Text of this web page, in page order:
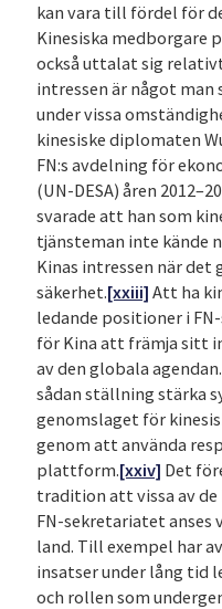
kan vara till fördel för
Kinesiska medborgare
också uttalat sig
intressen är något
under vissa
kinesiske diplomaten
FN:s avdelning för
(UN-DESA) åren
svarade att han som
tjänsteman inte kände
Kinas intressen när
säkerhet.[xxiii] Att ha
ledande positioner i
för Kina att främja sitt
av den globala
sådan ställning stärka
genomslaget för
genom att använda
plattform.[xxiv] Det
tradition att vissa av
FN-sekretariatet anses
land. Till exempel har
insatser under lång tid
och rollen som